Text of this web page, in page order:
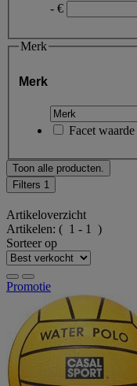
- €
Merk
Merk
Facet waarde
Toon alle producten.
Filters 1
Artikeloverzicht
Artikelen: ( 1 - 1 )
Sorteer op
Promotie